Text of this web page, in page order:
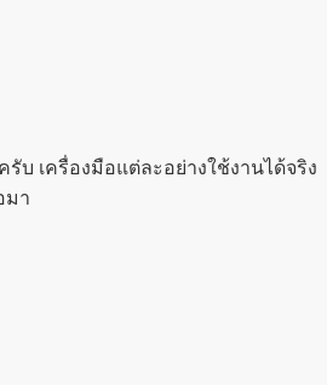
รับ เครื่องมือแต่ละอย่างใช้งานได้จริง
มา